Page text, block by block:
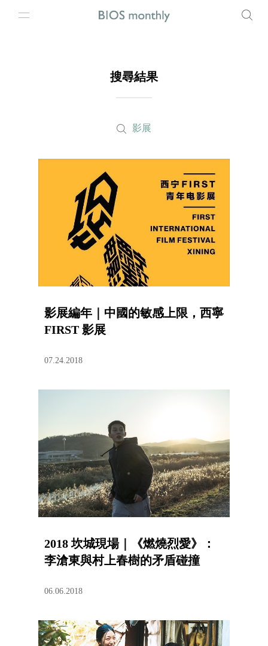
搜尋結果
影展
影展編年｜中國的敏感上限，西寧
FIRST 影展
07.24.2018
2018 坎城現場｜《燃燒烈愛》：
李滄東與村上春樹的矛盾碰撞
06.06.2018